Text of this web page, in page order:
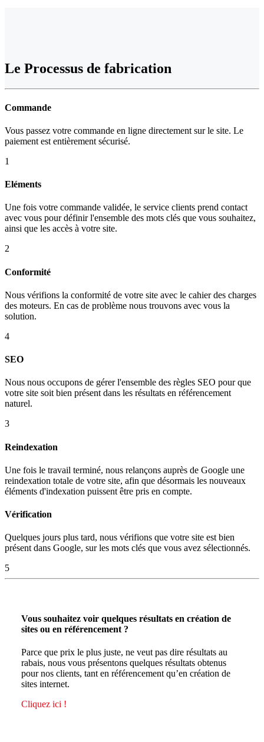
Le Processus de fabrication
Commande
Vous passez votre commande en ligne directement sur le site. Le
paiement est entièrement sécurisé.
1
Eléments
Une fois votre commande validée, le service clients prend contact
avec vous pour définir l'ensemble des mots clés que vous souhaitez,
ainsi que les accès à votre site.
2
Conformité
Nous vérifions la conformité de votre site avec le cahier des charges
des moteurs. En cas de problème nous trouvons avec vous la
solution.
4
SEO
Nous nous occupons de gérer l'ensemble des règles SEO pour que
votre site soit bien présent dans les résultats en référencement
naturel.
3
Reindexation
Une fois le travail terminé, nous relançons auprès de Google une
reindexation totale de votre site, afin que désormais les nouveaux
éléments d'indexation puissent être pris en compte.
Vérification
Quelques jours plus tard, nous vérifions que votre site est bien
présent dans Google, sur les mots clés que vous avez sélectionnés.
5
Vous souhaitez voir quelques résultats en création de
sites ou en référencement ?
Parce que prix le plus juste, ne veut pas dire résultats au
rabais, nous vous présentons quelques résultats obtenus
pour nos clients, tant en référencement qu’en création de
sites internet.
Cliquez ici !